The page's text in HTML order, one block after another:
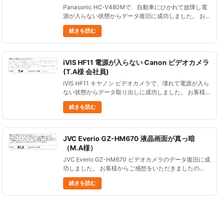
Panasonic HC-V480Mで、自動車にひかれて故障し電
源が入らない状態からデータ復旧に成功しました。 お
客様からご感想をいただきましたので、ご紹介します。
Panasonic HC-V480M ビデオカメラ 故......
続きを読む
iVIS HF11 電源が入らない Canon ビデオカメラ
(T.A様 会社員)
iVIS HF11 キヤノン ビデオカメラで、壊れて電源が入ら
ない状態からデータ取り出しに成功しました。 お客様
からご感想をいただきましたので、ご紹介します。
Canon iVIS HF11 ビデオカメラ 壊れて電源が入......
続きを読む
JVC Everio GZ-HM670 液晶画面が真っ暗
（M.A様）
JVC Everio GZ-HM670 ビデオカメラのデータ復旧に成
功しました。 お客様からご感想をいただきましたの
で、ご紹介します。 あきらめかけていたデータが復元
できて、とても嬉しかったです。 忘れかけていた思い
出が......
続きを読む